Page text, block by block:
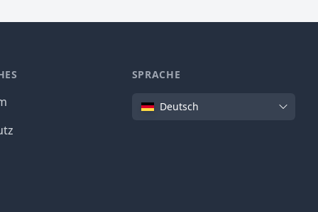
SPRACHE
SpracheDeutsch